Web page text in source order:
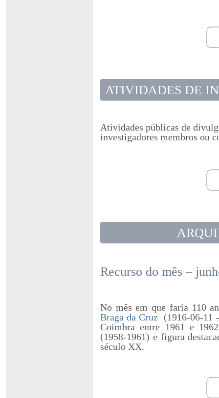
ATIVIDADES DE
Atividades públicas de
investigadores membros ou
Recurso do mês –
No mês em que faria 110
Braga da Cruz (1916-06-11
Coimbra entre 1961 e
(1958-1961) e figura
século XX.